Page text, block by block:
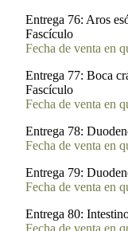
Entrega 76: Aros
Fascículo
Fecha de venta en
Entrega 77: Boca
Fascículo
Fecha de venta en
Entrega 78:
Fecha de venta en
Entrega 79:
Fecha de venta en
Entrega 80:
Fecha de venta en